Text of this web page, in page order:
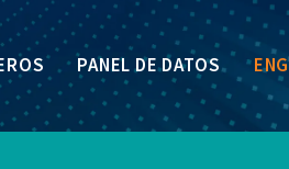
PANEL DE DATOS